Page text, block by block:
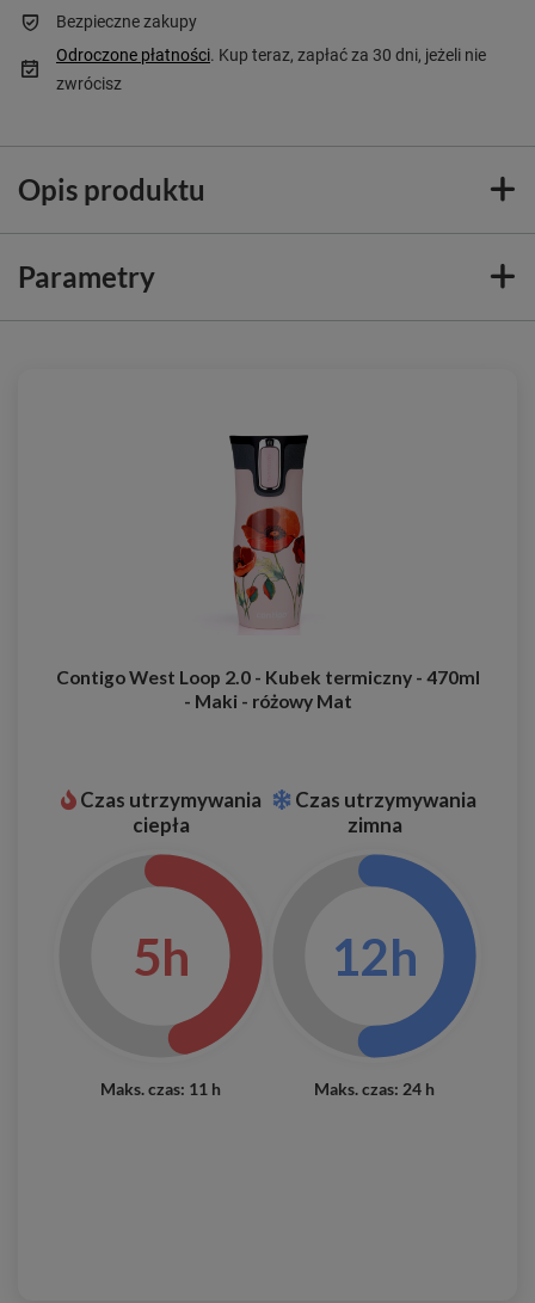
Bezpieczne zakupy
Odroczone płatności. Kup teraz, zapłać za 30 dni, jeżeli nie
zwrócisz
Opis produktu
Parametry
Contigo West Loop 2.0 - Kubek termiczny - 470ml
- Maki - różowy Mat
Czas utrzymywania
ciepła
5h
Maks. czas: 11 h
Czas utrzymywania
zimna
12h
Maks. czas: 24 h